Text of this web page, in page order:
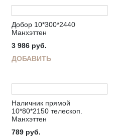
Добор 10*300*2440
Манхэттен
3 986 руб.
ДОБАВИТЬ
Наличник прямой
10*80*2150 телескоп.
Манхэттен
789 руб.